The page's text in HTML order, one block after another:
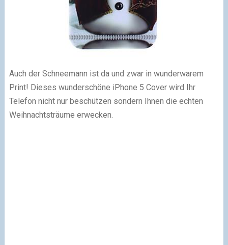
Auch der Schneemann ist da und zwar in wunderwarem
Print! Dieses wunderschöne iPhone 5 Cover wird Ihr
Telefon nicht nur beschützen sondern Ihnen die echten
Weihnachtsträume erwecken.